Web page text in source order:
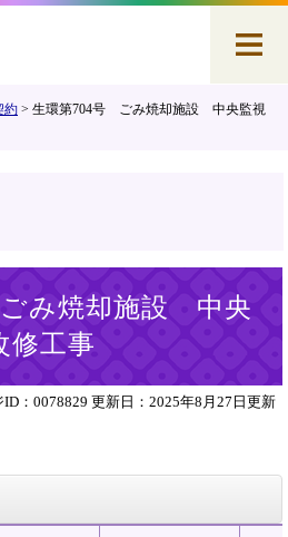
約 > 生環第704号 ごみ焼却施設 中央監視
み焼却施設 中央
修工事
ID：0078829 更新日：2025年8月27日更新